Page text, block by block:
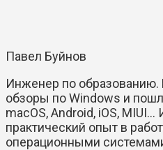
Павел Буйнов
Инженер по образованию.
обзоры по Windows и
macOS, Android, iOS,
практический опыт в
операционными